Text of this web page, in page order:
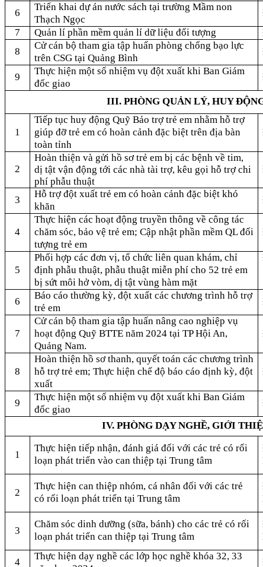
6
Triển khai dự án nước sách tại trường Mầm non
Thạch Ngọc
7
Quản lí phần mềm quản lí dữ liệu đối tượng
8
Cử cán bộ tham gia tập huấn phòng chống bạo lực
trên CSG tại Quảng Bình
9
Thực hiện một số nhiệm vụ đột xuất khi Ban Giám
đốc giao
III. PHÒNG QUẢN LÝ, HUY
1
Tiếp tục huy động Quỹ Bảo trợ trẻ em nhằm hỗ trợ
giúp đỡ trẻ em có hoàn cảnh đặc biệt trên địa bàn
toàn tỉnh
2
Hoàn thiện và gửi hồ sơ trẻ em bị các bệnh về tim,
dị tật vận động tới các nhà tài trợ, kêu gọi hỗ trợ chi
phí phẫu thuật
3
Hỗ trợ đột xuất trẻ em có hoàn cảnh đặc biệt khó
khăn
4
Thực hiện các hoạt động truyền thông về công tác
chăm sóc, bảo vệ trẻ em; Cập nhật phần mềm QL đối
tượng trẻ em
5
Phối hợp các đơn vị, tổ chức liên quan khám, chỉ
định phẫu thuật, phẫu thuật miễn phí cho 52 trẻ em
bị sứt môi hở vòm, dị tật vùng hàm mặt
6
Báo cáo thường kỳ, đột xuất các chương trình hỗ trợ
trẻ em
7
Cử cán bộ tham gia tập huấn nâng cao nghiệp vụ
hoạt động Quỹ BTTE năm 2024 tại TP Hội An,
Quảng Nam.
8
Hoàn thiện hồ sơ thanh, quyết toán các chương trình
hỗ trợ trẻ em; Thực hiện chế độ báo cáo định kỳ, đột
xuất
9
Thực hiện một số nhiệm vụ đột xuất khi Ban Giám
đốc giao
IV. PHÒNG DẠY NGHỀ, GIỚI
1
Thực hiện tiếp nhận, đánh giá đối với các trẻ có rối
loạn phát triển vào can thiệp tại Trung tâm
2
Thực hiện can thiệp nhóm, cá nhân đối với các trẻ
có rối loạn phát triển tại Trung tâm
3
Chăm sóc dinh dưỡng (sữa, bánh) cho các trẻ có rối
loạn phát triển can thiệp tại Trung tâm
4
Thực hiện dạy nghề các lớp học nghề khóa 32, 33